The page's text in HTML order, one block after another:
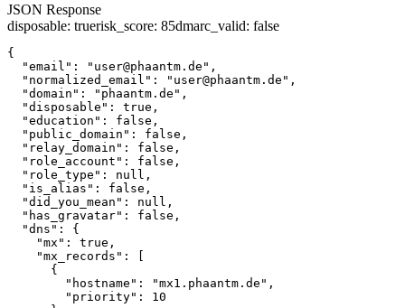
JSON Response
disposable: truerisk_score: 85dmarc_valid: false
{
  "email": "user@phaantm.de",
  "normalized_email": "user@phaantm.de",
  "domain": "phaantm.de",
  "disposable": true,
  "education": false,
  "public_domain": false,
  "relay_domain": false,
  "role_account": false,
  "role_type": null,
  "is_alias": false,
  "did_you_mean": null,
  "has_gravatar": false,
  "dns": {
    "mx": true,
    "mx_records": [
      {
        "hostname": "mx1.phaantm.de",
        "priority": 10